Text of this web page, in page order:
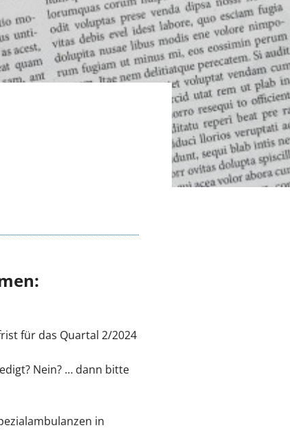
für das Quartal 2/2024
Nein? … dann bitte
in